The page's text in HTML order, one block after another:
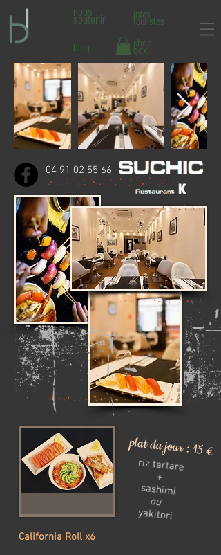
nous
soutenir infos
touristes
blog shop
box
riz tartare
+
sashimi
ou
yakitori
plat du jour : 15 €
04 91 02 55 66
California Roll x6